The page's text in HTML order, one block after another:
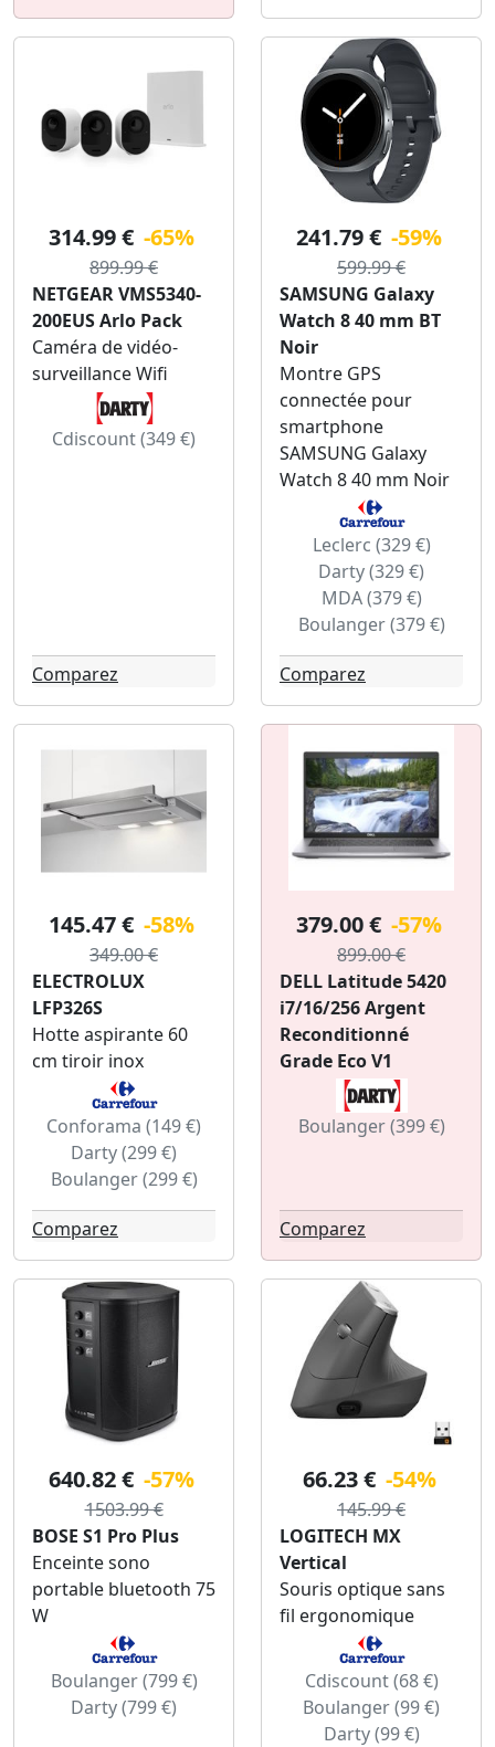
314.99 € -65%
899.99 €
NETGEAR VMS5340-
200EUS Arlo Pack
Caméra de vidéo-
surveillance Wifi
Cdiscount (349 €)
Comparez
241.79 € -59%
599.99 €
SAMSUNG Galaxy
Watch 8 40 mm BT
Noir
Montre GPS
connectée pour
smartphone
SAMSUNG Galaxy
Watch 8 40 mm Noir
Leclerc (329 €)
Darty (329 €)
MDA (379 €)
Boulanger (379 €)
Comparez
145.47 € -58%
349.00 €
ELECTROLUX
LFP326S
Hotte aspirante 60
cm tiroir inox
Conforama (149 €)
Darty (299 €)
Boulanger (299 €)
Comparez
379.00 € -57%
899.00 €
DELL Latitude 5420
i7/16/256 Argent
Reconditionné
Grade Eco V1
Boulanger (399 €)
Comparez
640.82 € -57%
1503.99 €
BOSE S1 Pro Plus
Enceinte sono
portable bluetooth 75
W
Boulanger (799 €)
Darty (799 €)
66.23 € -54%
145.99 €
LOGITECH MX
Vertical
Souris optique sans
fil ergonomique
Cdiscount (68 €)
Boulanger (99 €)
Darty (99 €)